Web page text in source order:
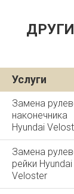
Услуги
Замена
наконечника
Hyundai
Замена
рейки Hyundai
Veloster